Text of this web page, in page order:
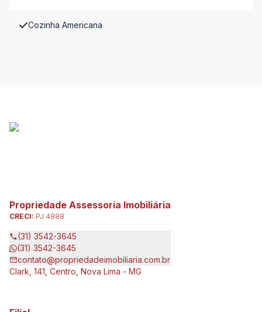
Cozinha Americana
Propriedade Assessoria Imobiliária
CRECI: PJ 4888
(31) 3542-3645
(31) 3542-3645
contato@propriedadeimobiliaria.com.br
Clark, 141, Centro, Nova Lima - MG